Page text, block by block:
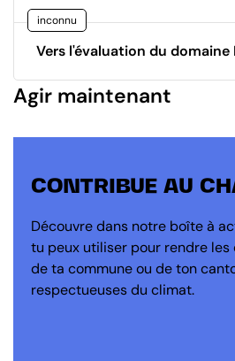
inconnu
Vers l'évaluation du domaine
Agir maintenant
CONTRIBUE AU
Découvre dans notre boîte à
tu peux utiliser pour rendre
de ta commune ou de ton
respectueuses du climat.